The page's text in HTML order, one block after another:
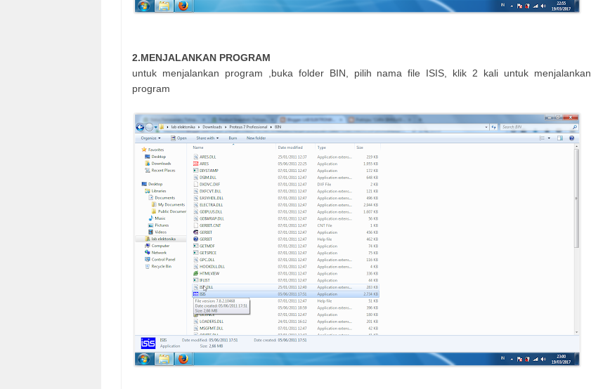
2.MENJALANKAN PROGRAM
untuk menjalankan program ,buka folder BIN, pilih nama file ISIS, klik 2 kali untuk menjalankan
program